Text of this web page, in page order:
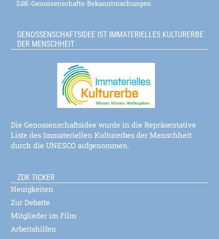
ZdK-Genossenschafts-Bekanntmachungen
GENOSSENSCHAFTSIDEE IST IMMATERIELLES KULTURERBE
DER MENSCHHEIT
Die Genossenschaftsidee wurde in die Repräsentative
Liste des Immateriellen Kulturerbes der Menschheit
durch die UNESCO aufgenommen.
ZDK TICKER
Neuigkeiten
Zur Debatte
Mitglieder im Film
Arbeitshilfen